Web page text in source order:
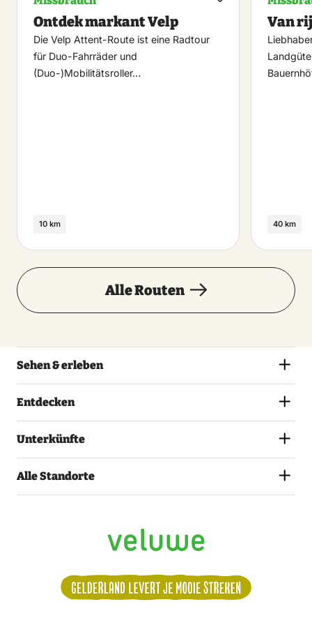
Ontdek markant Velp
Die Velp Attent-Route ist eine Radtour
für Duo-Fahrräder und
(Duo-)Mobilitätsroller…
10 km
Maak
Van
40 km
Alle Routen
Sehen & erleben
Entdecken
Unterkünfte
Alle Standorte